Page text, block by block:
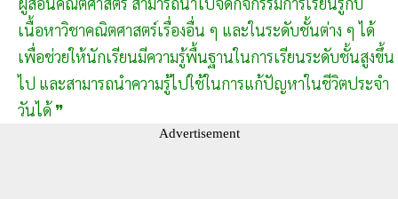
เนื้อหาวิชาคณิตศาสตร์เรื่องอื่น ๆ และในระดับชั้นต่าง ๆ ได้
เพื่อช่วยให้นักเรียนมีความรู้พื้นฐานในการเรียนระดับชั้นสูงขึ้น
ไป และสามารถนำความรู้ไปใช้ในการแก้ปัญหาในชีวิตประจำ
วันได้ ❞
Advertisement